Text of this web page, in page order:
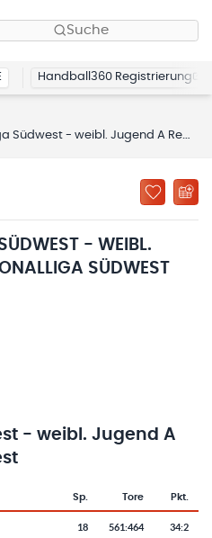
Suche
Handball360 Registrierung
- weibl. Jugend A Regionalliga Südwest
- WEIBL.
SÜDWEST
- weibl. Jugend A
Toren und Punkten
Sp. Tore Pkt.
18 561:464 34:2